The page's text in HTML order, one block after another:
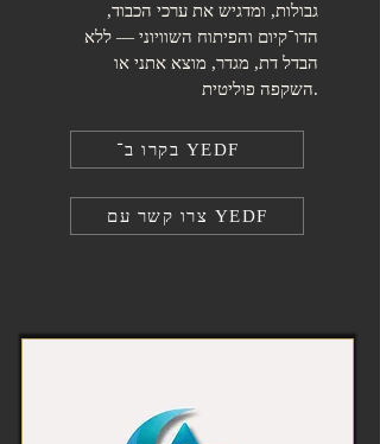
גבולות, ומדגיש את ערכי הכבוד,
הדו־קיום והפיתוח השוויוני — ללא
הבדל דת, מגדר, מוצא אתני או
השקפה פוליטית.
בקרו ב־ YEDF
צרו קשר עם YEDF